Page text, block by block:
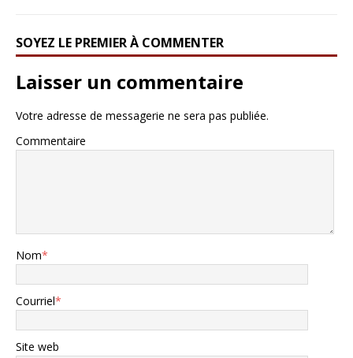
SOYEZ LE PREMIER À COMMENTER
Laisser un commentaire
Votre adresse de messagerie ne sera pas publiée.
Commentaire
Nom*
Courriel*
Site web